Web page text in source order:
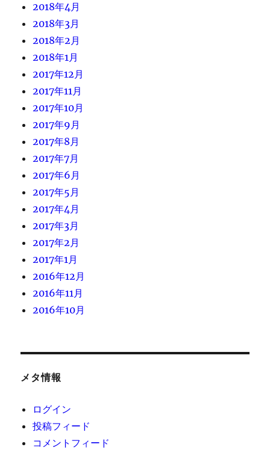
2018年4月
2018年3月
2018年2月
2018年1月
2017年12月
2017年11月
2017年10月
2017年9月
2017年8月
2017年7月
2017年6月
2017年5月
2017年4月
2017年3月
2017年2月
2017年1月
2016年12月
2016年11月
2016年10月
メタ情報
ログイン
投稿フィード
コメントフィード